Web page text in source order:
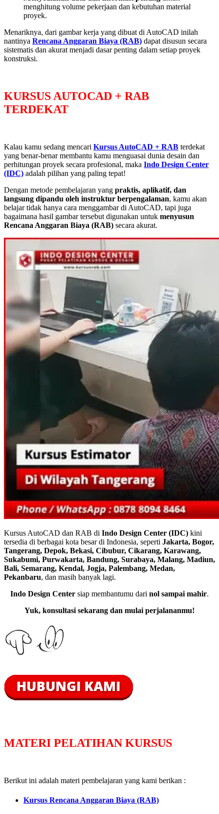
menghitung volume pekerjaan dan kebutuhan material
proyek.
Menariknya, dari gambar kerja yang dibuat di AutoCAD inilah
nantinya Rencana Anggaran Biaya (RAB) dapat disusun secara
sistematis dan akurat menjadi dasar penting dalam setiap proyek
konstruksi.
KURSUS AUTOCAD + RAB
TERDEKAT
Kalau kamu sedang mencari Kursus AutoCAD + RAB terdekat
yang benar-benar membantu kamu menguasai dunia desain dan
perhitungan proyek secara profesional, maka Indo Design Center
(IDC) adalah pilihan yang paling tepat!
Dengan metode pembelajaran yang praktis, aplikatif, dan
langsung dipandu oleh instruktur berpengalaman, kamu akan
belajar tidak hanya cara menggambar di AutoCAD, tapi juga
bagaimana hasil gambar tersebut digunakan untuk menyusun
Rencana Anggaran Biaya (RAB) secara akurat.
Kursus AutoCAD dan RAB di Indo Design Center (IDC) kini
tersedia di berbagai kota besar di Indonesia, seperti Jakarta, Bogor,
Tangerang, Depok, Bekasi, Cibubur, Cikarang, Karawang,
Sukabumi, Purwakarta, Bandung, Surabaya, Malang, Madiun,
Bali, Semarang, Kendal, Jogja, Palembang, Medan,
Pekanbaru, dan masih banyak lagi.
Indo Design Center siap membantumu dari nol sampai mahir.
Yuk, konsultasi sekarang dan mulai perjalananmu!
MATERI PELATIHAN KURSUS
Berikut ini adalah materi pembelajaran yang kami berikan :
Kursus Rencana Anggaran Biaya (RAB)